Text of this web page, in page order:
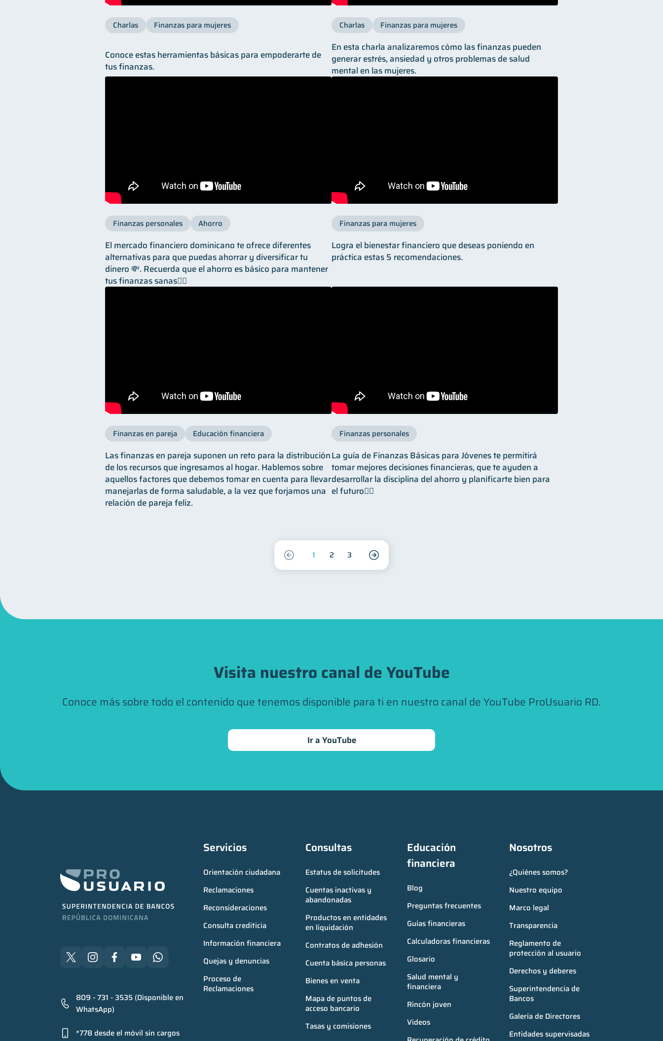
Visita nuestro canal de YouTube
Conoce más sobre todo el contenido que tenemos disponible para ti en nuestro canal de YouTube ProUsuario RD.
Ir a YouTube
Charlas Finanzas para mujeres
Conoce estas herramientas básicas para empoderarte de
tus finanzas.
Charlas Finanzas para mujeres
En esta charla analizaremos cómo las finanzas pueden
generar estrés, ansiedad y otros problemas de salud
mental en las mujeres.
Finanzas personales Ahorro
El mercado financiero dominicano te ofrece diferentes
alternativas para que puedas ahorrar y diversificar tu
dinero 💸. Recuerda que el ahorro es básico para mantener
tus finanzas sanas👌🏼
Finanzas para mujeres
Logra el bienestar financiero que deseas poniendo en
práctica estas 5 recomendaciones.
Finanzas en pareja Educación financiera
Las finanzas en pareja suponen un reto para la distribución
de los recursos que ingresamos al hogar. Hablemos sobre
aquellos factores que debemos tomar en cuenta para llevar
manejarlas de forma saludable, a la vez que forjamos una
relación de pareja feliz.
Finanzas personales
La guía de Finanzas Básicas para Jóvenes te permitirá
tomar mejores decisiones financieras, que te ayuden a
desarrollar la disciplina del ahorro y planificarte bien para
el futuro👌🏼
1 2 3
809 - 731 - 3535 (Disponible en
WhatsApp)
*778 desde el móvil sin cargos
Servicios
Orientación ciudadana
Reclamaciones
Reconsideraciones
Consulta crediticia
Información financiera
Quejas y denuncias
Proceso de
Reclamaciones
Consultas
Estatus de solicitudes
Cuentas inactivas y
abandonadas
Productos en entidades
en liquidación
Contratos de adhesión
Cuenta básica personas
Bienes en venta
Mapa de puntos de
acceso bancario
Tasas y comisiones
Educación
financiera
Blog
Preguntas frecuentes
Guías financieras
Calculadoras financieras
Glosario
Salud mental y
financiera
Rincón joven
Videos
Nosotros
¿Quiénes somos?
Nuestro equipo
Marco legal
Transparencia
Reglamento de
protección al usuario
Derechos y deberes
Superintendencia de
Bancos
Galería de Directores
Entidades supervisadas